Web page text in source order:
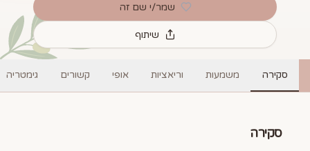
שמר/י שם זה
שיתוף
סקירה משמעות וריאציות אופי קשורים גימטריה
סקירה